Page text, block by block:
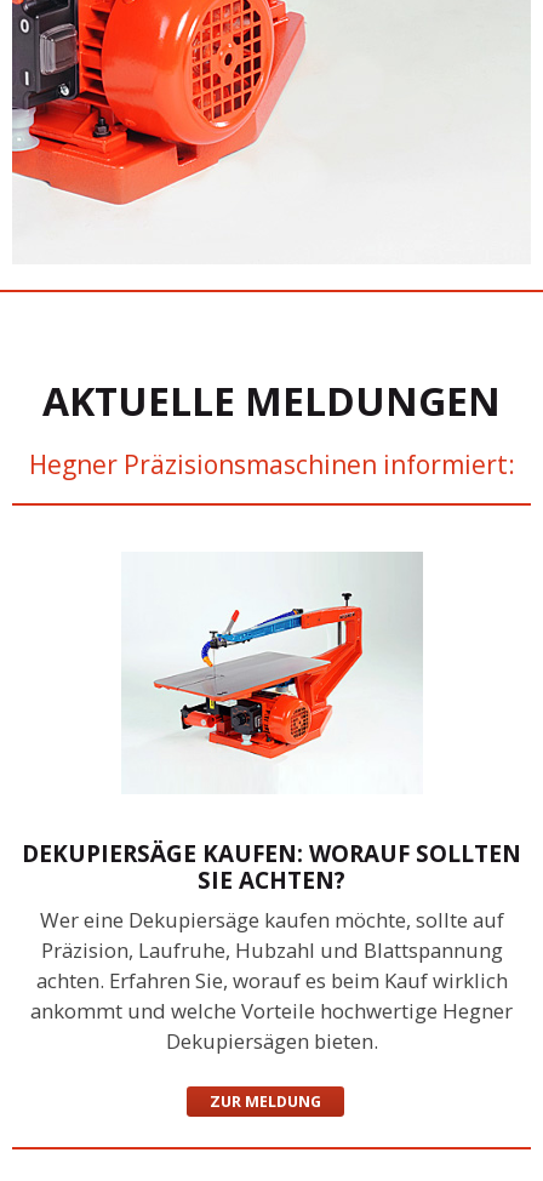
AKTUELLE MELDUNGEN
Hegner Präzisionsmaschinen informiert:
DEKUPIERSÄGE KAUFEN: WORAUF SOLLTEN
SIE ACHTEN?
Wer eine Dekupiersäge kaufen möchte, sollte auf
Präzision, Laufruhe, Hubzahl und Blattspannung
achten. Erfahren Sie, worauf es beim Kauf wirklich
ankommt und welche Vorteile hochwertige Hegner
Dekupiersägen bieten.
ZUR MELDUNG